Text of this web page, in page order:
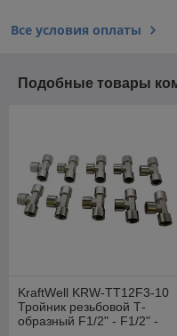
Все условия оплаты
Подобные товары
KraftWell KRW-TT12F3-10
Тройник резьбовой Т-
образный F1/2" - F1/2" -